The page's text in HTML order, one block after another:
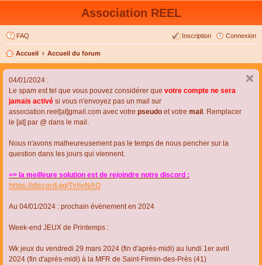
Association REEL
FAQ Connexion
Inscription
Accueil Accueil du forum
04/01/2024 :
Le spam est tel que vous pouvez considérer que votre compte ne sera
jamais activé si vous n'envoyez pas un mail sur
association.reel[at]gmail.com avec votre pseudo et votre mail . Remplacer
le [at] par @ dans le mail.
Nous n'avons malheureusement pas le temps de nous pencher sur la
question dans les jours qui viennent.
=> la meilleure solution est de rejoindre notre discord :
https://discord.gg/TvhyNAQ
Au 04/01/2024 : prochain évènement en 2024
Week-end JEUX de Printemps :
Wk jeux du vendredi 29 mars 2024 (fin d'après-midi) au lundi 1er avril
2024 (fin d'après-midi) à la MFR de Saint-Firmin-des-Près (41)